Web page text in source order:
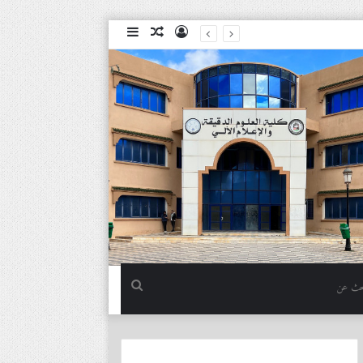
إضافة
عمود
جانبي
مقال
عشوائي
تسجيل
الدخول
بحث
عن